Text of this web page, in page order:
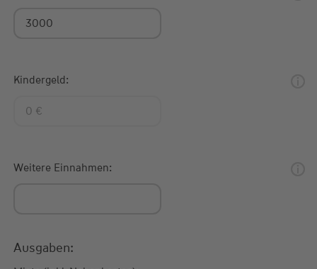
Kindergeld:
Weitere Einnahmen:
Ausgaben: